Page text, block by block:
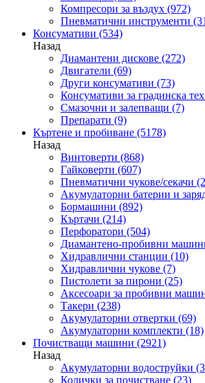
Компресори за въздух (972)
Пневматични инструменти
Консумативи (534)
Назад
Диамантени дискове (272)
Двигатели (69)
Други консумативи (73)
Консумативи за градинска
Смазочни и залепващи (7)
Препарати (9)
Къртене и пробиване (5178)
Назад
Винтоверти (868)
Гайковерти (607)
Пневматични чукове/секачи
Акумулаторни батерии и
Бормашини (892)
Къртачи (214)
Перфоратори (504)
Диамантено-пробивни
Хидравлични станции (10)
Хидравлични чукове (7)
Пистолети за пирони (25)
Аксесоари за пробивни
Такери (238)
Акумулаторни отвертки (69)
Акумулаторни комплекти (18)
Почистващи машини (2921)
Назад
Акумулаторни водоструйки
Колички за почистване (23)